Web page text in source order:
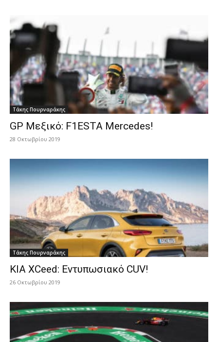
Τάκης Πουρναράκης
GP Μεξικό: F1ESTA Mercedes!
28 Οκτωβρίου 2019
Τάκης Πουρναράκης
KIA XCeed: Εντυπωσιακό CUV!
26 Οκτωβρίου 2019